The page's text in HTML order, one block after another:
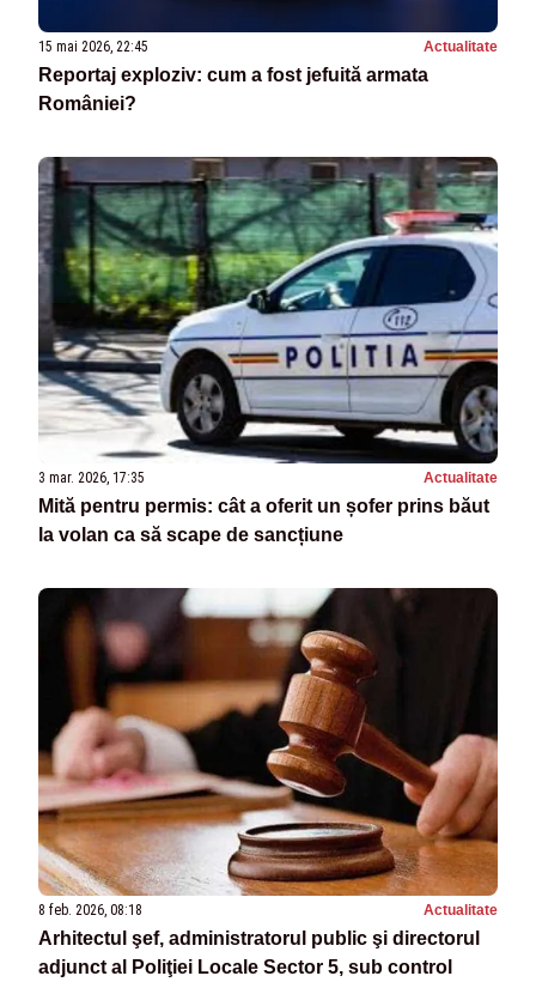
15 mai 2026, 22:45 Actualitate
Reportaj exploziv: cum a fost jefuită armata
României?
3 mar. 2026, 17:35 Actualitate
Mită pentru permis: cât a oferit un șofer prins băut
la volan ca să scape de sancțiune
8 feb. 2026, 08:18 Actualitate
Arhitectul şef, administratorul public şi directorul
adjunct al Poliţiei Locale Sector 5, sub control